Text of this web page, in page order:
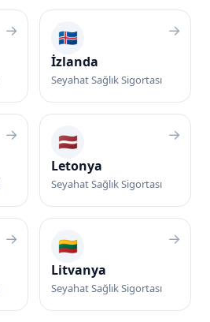
→ 🇮🇸
İzlanda
Seyahat Sağlık Sigortası
→
→ 🇱🇻
Letonya
Seyahat Sağlık Sigortası
→
→ 🇱🇹
Litvanya
Seyahat Sağlık Sigortası
→